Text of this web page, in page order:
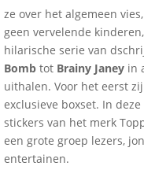
Garbage
aantal
ze over het algemeen
geen vervelende
hilarische serie van
Bomb tot Brainy Janey in
uithalen. Voor het eerst
exclusieve boxset. In
stickers van het merk
een grote groep lezers,
entertainen.